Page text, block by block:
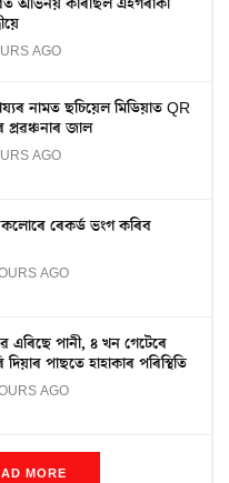
অভিনয় কৰিছিল এইগৰাকী
AGO
নামত ছচিয়েল মিডিয়াত QR
জাল
AGO
ৰেকৰ্ড ভংগ কৰিব
AGO
এৰিছে পানী, ৪ খন গেটেৰে
দিয়াৰ পাছতে হাহাকাৰ পৰিস্থিতি
AGO
MORE